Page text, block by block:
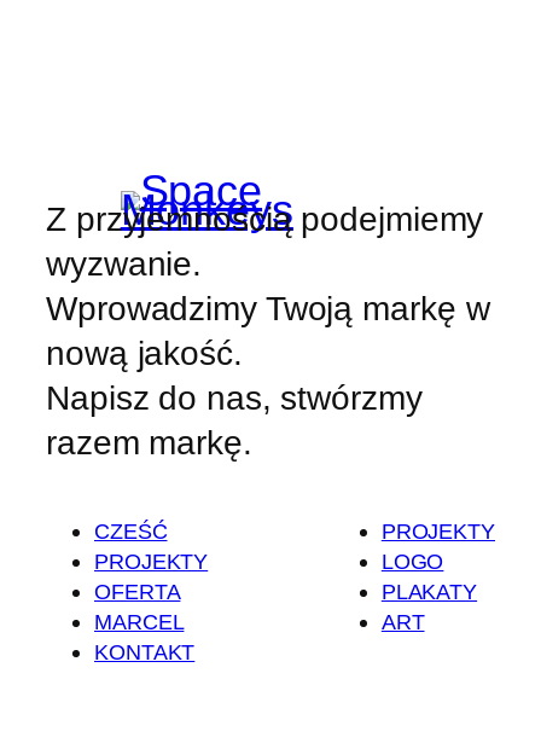
Z przyjemnością podejmiemy
wyzwanie.
Wprowadzimy Twoją markę w
nową jakość.
Napisz do nas, stwórzmy
razem markę.
CZEŚĆ
PROJEKTY
OFERTA
MARCEL
KONTAKT
PROJEKTY
LOGO
PLAKATY
ART